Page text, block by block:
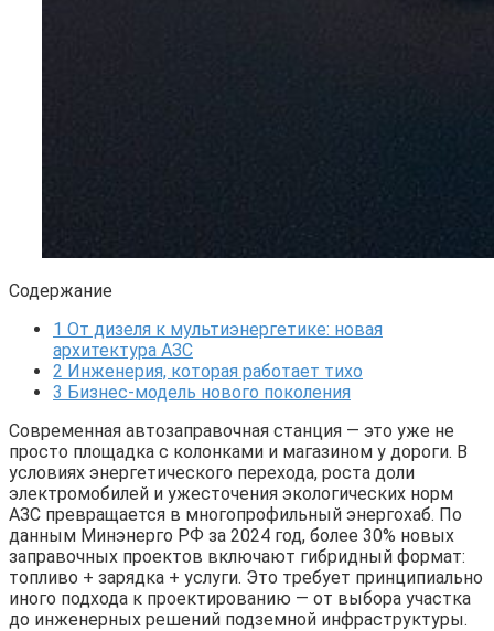
Содержание
1 От дизеля к мультиэнергетике: новая
архитектура АЗС
2 Инженерия, которая работает тихо
3 Бизнес-модель нового поколения
Современная автозаправочная станция — это уже не
просто площадка с колонками и магазином у дороги. В
условиях энергетического перехода, роста доли
электромобилей и ужесточения экологических норм
АЗС превращается в многопрофильный энергохаб. По
данным Минэнерго РФ за 2024 год, более 30% новых
заправочных проектов включают гибридный формат:
топливо + зарядка + услуги. Это требует принципиально
иного подхода к проектированию — от выбора участка
до инженерных решений подземной инфраструктуры.